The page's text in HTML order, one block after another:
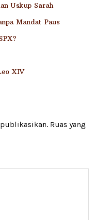
Uskup Sarah
Mandat Paus
XIV
Ruas yang